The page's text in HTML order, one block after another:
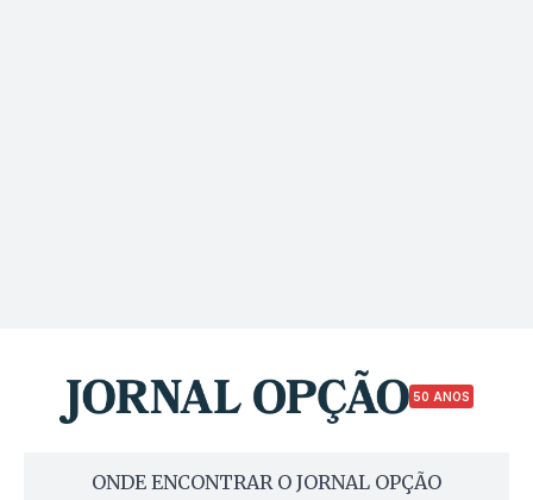
50 ANOS
ONDE ENCONTRAR O JORNAL OPÇÃO